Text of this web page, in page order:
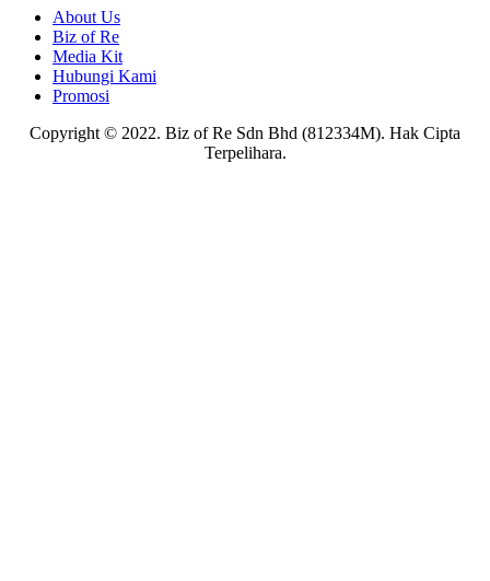
About Us
Biz of Re
Media Kit
Hubungi Kami
Promosi
Copyright © 2022. Biz of Re Sdn Bhd (812334M). Hak Cipta
Terpelihara.